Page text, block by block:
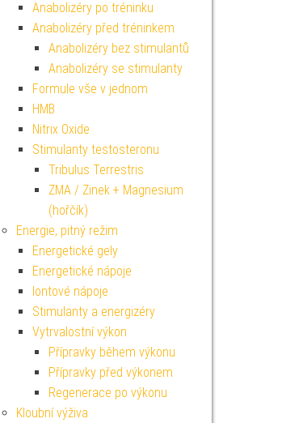
Anabolizéry po tréninku
Anabolizéry před tréninkem
Anabolizéry bez stimulantů
Anabolizéry se stimulanty
Formule vše v jednom
HMB
Nitrix Oxide
Stimulanty testosteronu
Tribulus Terrestris
ZMA / Zinek + Magnesium
(hořčík)
Energie, pitný režim
Energetické gely
Energetické nápoje
Iontové nápoje
Stimulanty a energizéry
Vytrvalostní výkon
Přípravky během výkonu
Přípravky před výkonem
Regenerace po výkonu
Kloubní výživa